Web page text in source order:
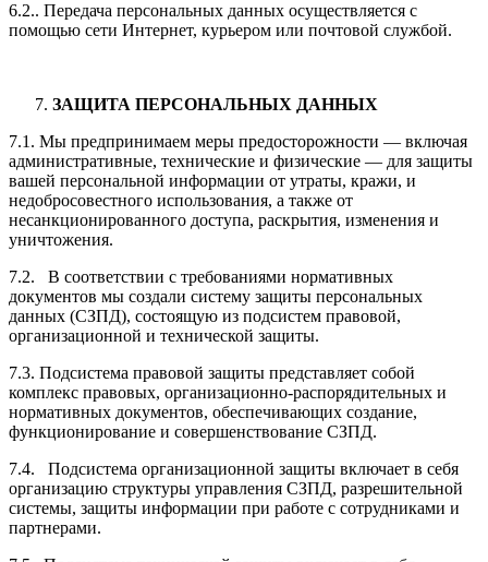
6.2.. Передача персональных данных осуществляется с
помощью сети Интернет, курьером или почтовой службой.
ЗАЩИТА ПЕРСОНАЛЬНЫХ ДАННЫХ
7.1. Мы предпринимаем меры предосторожности — включая
административные, технические и физические — для защиты
вашей персональной информации от утраты, кражи, и
недобросовестного использования, а также от
несанкционированного доступа, раскрытия, изменения и
уничтожения.
7.2. В соответствии с требованиями нормативных
документов мы создали систему защиты персональных
данных (СЗПД), состоящую из подсистем правовой,
организационной и технической защиты.
7.3. Подсистема правовой защиты представляет собой
комплекс правовых, организационно-распорядительных и
нормативных документов, обеспечивающих создание,
функционирование и совершенствование СЗПД.
7.4. Подсистема организационной защиты включает в себя
организацию структуры управления СЗПД, разрешительной
системы, защиты информации при работе с сотрудниками и
партнерами.